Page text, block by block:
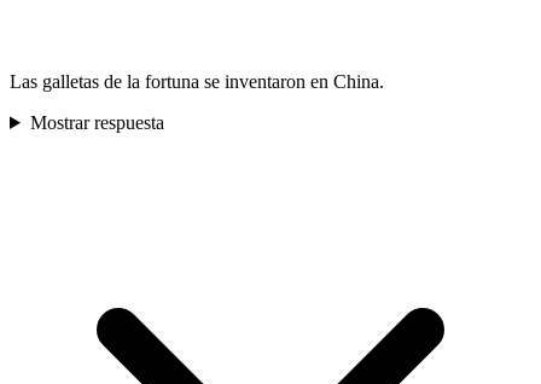
Las galletas de la fortuna se inventaron en China.
Mostrar respuesta